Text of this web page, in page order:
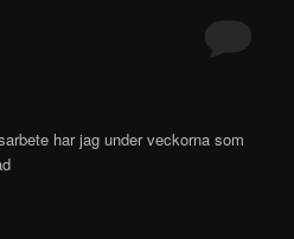
har jag under veckorna som